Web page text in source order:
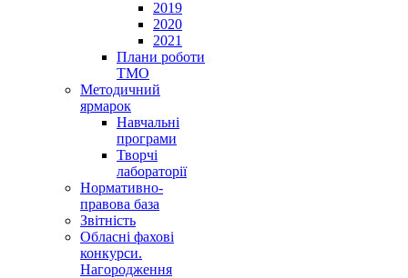
2019
2020
2021
Плани роботи
ТМО
Методичний
ярмарок
Навчальні
програми
Творчі
лабораторії
Нормативно-
правова база
Звітність
Обласні фахові
конкурси.
Нагородження